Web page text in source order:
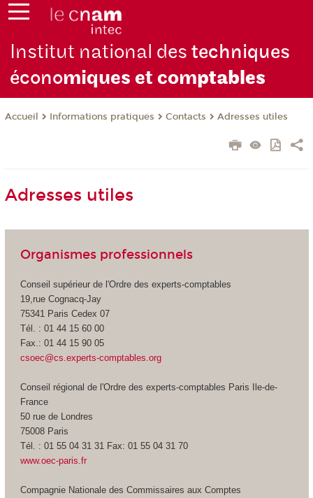
Institut national destechniques
économiques et comptables
Accueil Informations pratiques Contacts Adresses utiles
Adresses utiles
Organismes professionnels
Conseil supérieur de l'Ordre des experts-comptables
19,rue Cognacq-Jay
75341 Paris Cedex 07
Tél. : 01 44 15 60 00
Fax.: 01 44 15 90 05
csoec@cs.experts-comptables.org
Conseil régional de l'Ordre des experts-comptables Paris Ile-de-
France
50 rue de Londres
75008 Paris
Tél. : 01 55 04 31 31 Fax: 01 55 04 31 70
www.oec-paris.fr
Compagnie Nationale des Commissaires aux Comptes